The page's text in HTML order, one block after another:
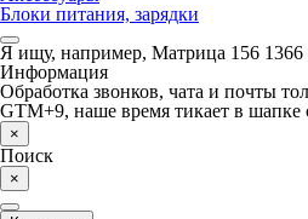
Блоки питания, зарядки
Я ищу, например, Матрица 156 1366
Информация
Обработка звонков, чата и почты
GTM+9, наше время тикает в шапке
×
Поиск
×